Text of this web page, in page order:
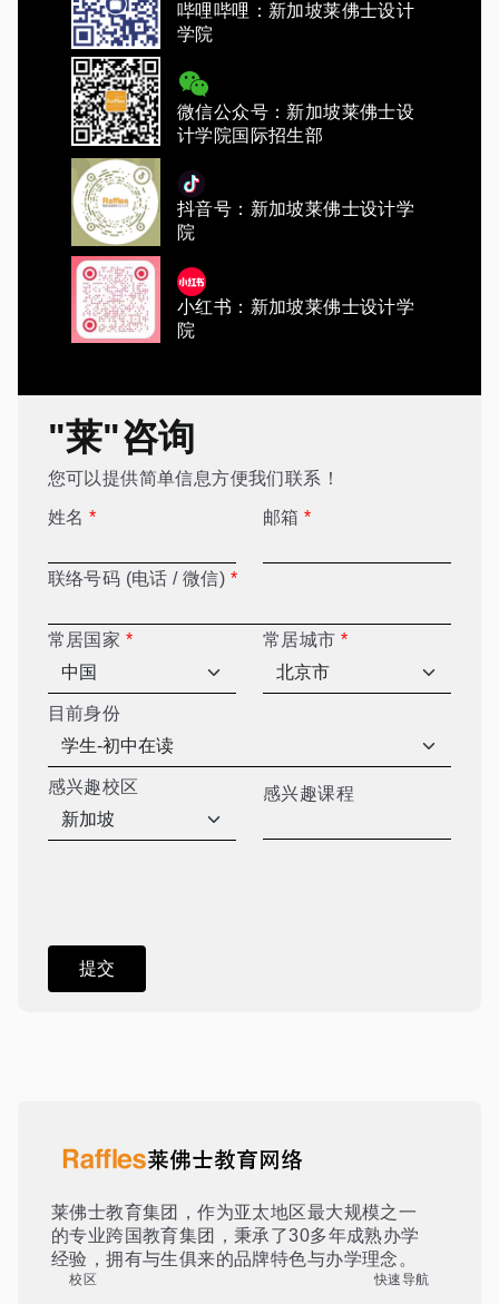
哔哩哔哩：新加坡莱佛士设计
学院
微信公众号：新加坡莱佛士设
计学院国际招生部
抖音号：新加坡莱佛士设计学
院
小红书：新加坡莱佛士设计学
院
"莱"咨询
您可以提供简单信息方便我们联系！
姓名 * 邮箱*
联络号码 (电话 / 微信) *
常居国家 * 常居城市*
目前身份
感兴趣校区 感兴趣课程
莱佛士教育集团，作为亚太地区最大规模之一
的专业跨国教育集团，秉承了30多年成熟办学
经验，拥有与生俱来的品牌特色与办学理念。
校区 快速导航